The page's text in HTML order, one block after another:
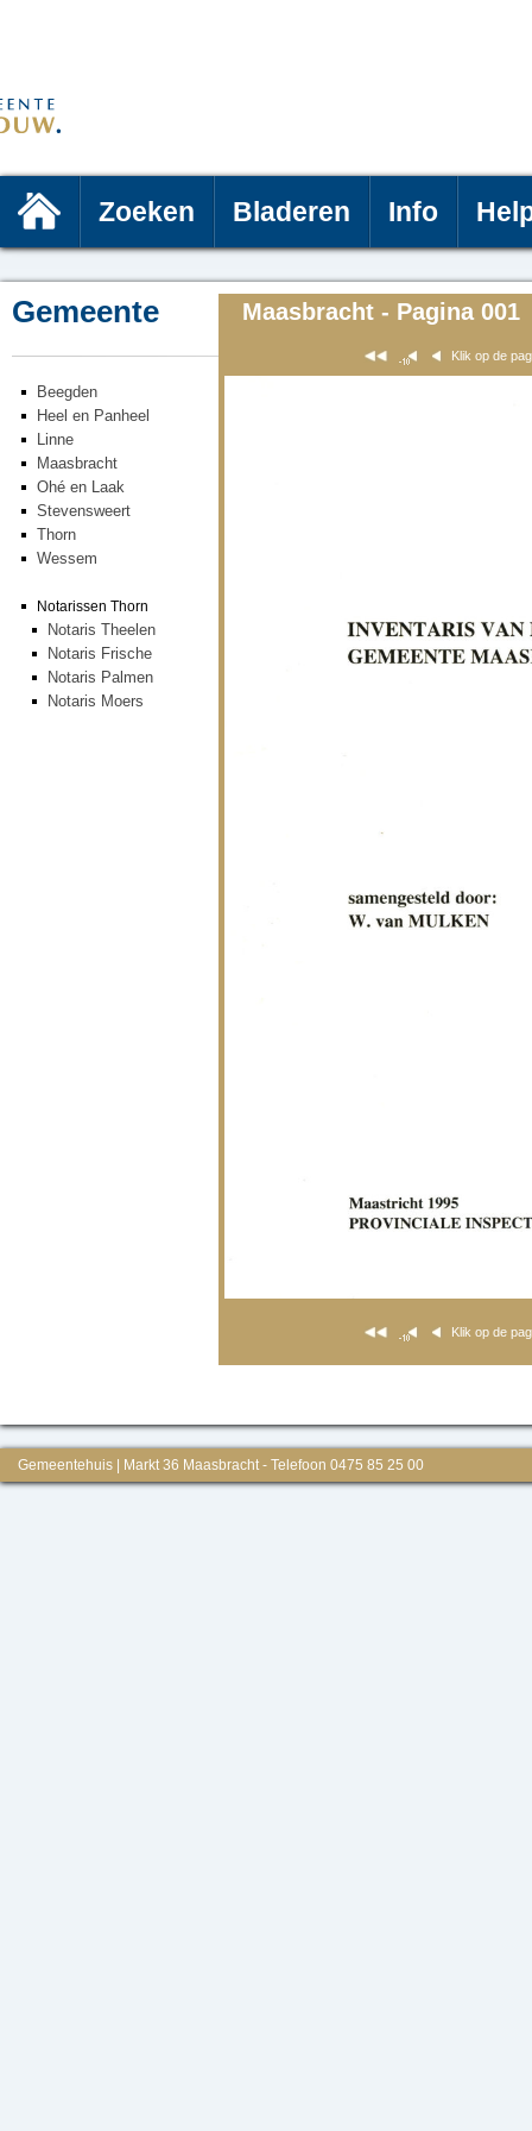
Zoeken Bladeren Info
Gemeente
Beegden
Heel en Panheel
Linne
Maasbracht
Ohé en Laak
Stevensweert
Thorn
Wessem
Notarissen Thorn
Notaris Theelen
Notaris Frische
Notaris Palmen
Notaris Moers
Maasbracht - Pagina 001
Klik op de
Klik op de
Gemeentehuis | Markt 36 Maasbracht - Telefoon 0475 85 25 00